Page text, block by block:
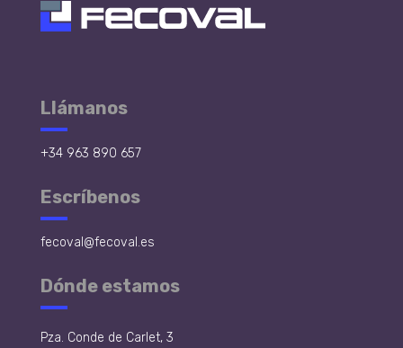
Llámanos
+34 963 890 657
Escríbenos
fecoval@fecoval.es
Dónde estamos
Pza. Conde de Carlet, 3